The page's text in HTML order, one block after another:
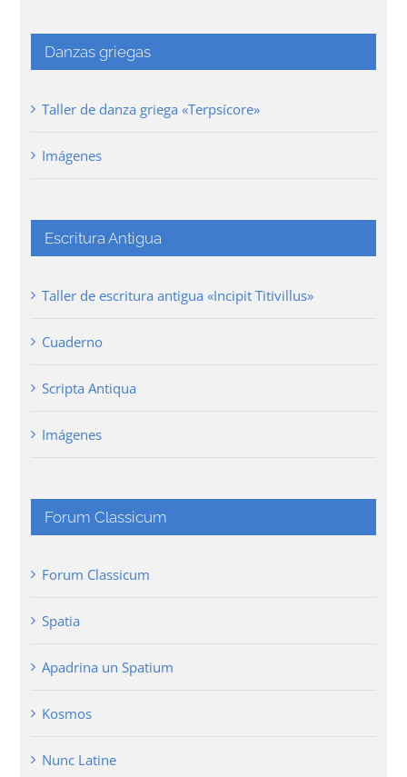
Danzas griegas
Taller de danza griega «Terpsícore»
Imágenes
Escritura Antigua
Taller de escritura antigua «Incipit Titivillus»
Cuaderno
Scripta Antiqua
Imágenes
Forum Classicum
Forum Classicum
Spatia
Apadrina un Spatium
Kosmos
Nunc Latine